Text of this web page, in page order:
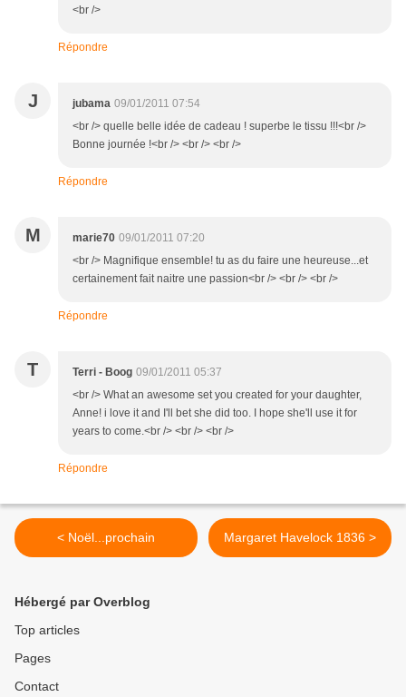
<br />
Répondre
J jubama 09/01/2011 07:54
<br /> quelle belle idée de cadeau ! superbe le tissu !!!<br />
Bonne journée !<br /> <br /> <br />
Répondre
M marie70 09/01/2011 07:20
<br /> Magnifique ensemble! tu as du faire une heureuse...et
certainement fait naitre une passion<br /> <br /> <br />
Répondre
T Terri - Boog 09/01/2011 05:37
<br /> What an awesome set you created for your daughter,
Anne! i love it and I'll bet she did too. I hope she'll use it for
years to come.<br /> <br /> <br />
Répondre
< Noël...prochain Margaret Havelock 1836 >
Hébergé par Overblog
Top articles
Pages
Contact